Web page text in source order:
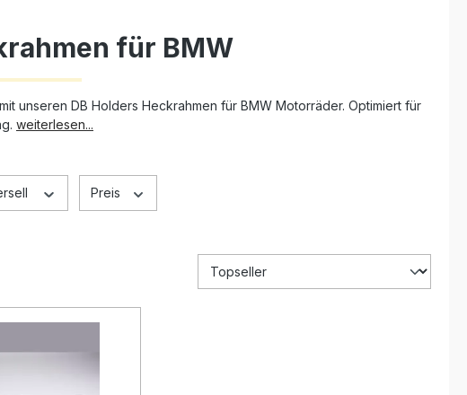
für BMW
unseren DB Holders Heckrahmen für BMW Motorräder. Optimiert für
weiterlesen...
Preis